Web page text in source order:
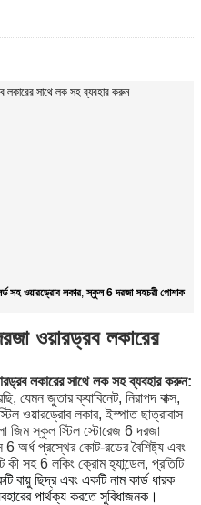
লকারের সাথে লক সহ ব্যবহার করুন
সহ ওয়ারড্রোব লকার,স্কুল 6 দরজা সহচরী পোশাক
ওয়ারড্রব লকারের
লকারের সাথে লক সহ ব্যবহার করুন:
যেমন জুতার ক্যাবিনেট, নিরাপদ বাক্স,
ওয়ারড্রোব লকার, ইস্পাত ছাত্রাবাস
জিম স্কুল স্টিল স্টোরেজ 6 দরজা
6 অর্ধ প্রস্থের কোট-রডের বৈশিষ্ট্য এবং
কী সহ 6 লকিং ক্রোম হ্যান্ডেল, প্রতিটি
বায়ু ছিদ্র এবং একটি নাম কার্ড ধারক
পার্থক্য করতে সুবিধাজনক।